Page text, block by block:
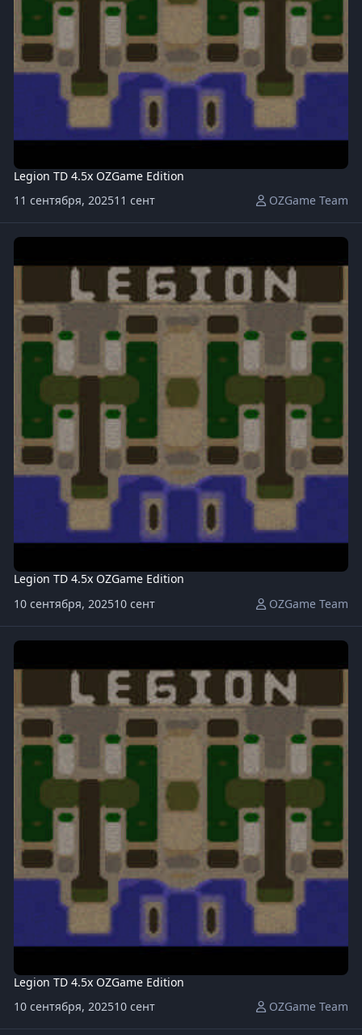
Legion TD 4.5x OZGame Edition
11 сентября, 202511 сент
OZGame Team
Legion TD 4.5x OZGame Edition
10 сентября, 202510 сент
OZGame Team
Legion TD 4.5x OZGame Edition
10 сентября, 202510 сент
OZGame Team